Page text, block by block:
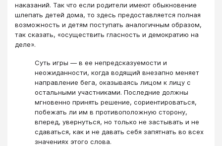
наказаний. Так что если родители имеют обыкновение
шлепать детей дома, то здесь предоставляется полная
возможность и детям поступать аналогичным образом,
так сказать, «осуществить гласность и демократию на
деле».
Суть игры — в ее непредсказуемости и
неожиданности, когда водящий внезапно меняет
направление бега, оказываясь лицом к лицу с
остальными участниками. Последние должны
мгновенно принять решение, сориентироваться,
побежать ли им в противоположную сторону,
вперед, увернуться, но только не застывать и не
сдаваться, как и не давать себя запятнать во всех
значениях этого слова.